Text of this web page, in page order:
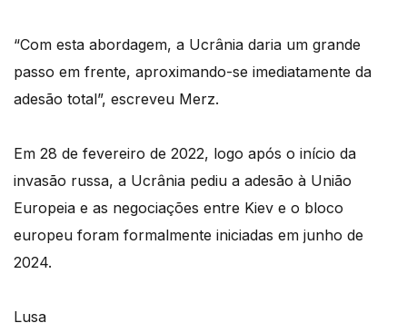
“Com esta abordagem, a Ucrânia daria um grande
passo em frente, aproximando-se imediatamente da
adesão total”, escreveu Merz.
Em 28 de fevereiro de 2022, logo após o início da
invasão russa, a Ucrânia pediu a adesão à União
Europeia e as negociações entre Kiev e o bloco
europeu foram formalmente iniciadas em junho de
2024.
Lusa